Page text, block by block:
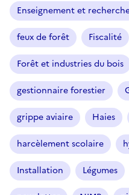
Enseignement et
feux de forêt Fiscalité
Forêt et industries du bois
gestionnaire forestier
grippe aviaire Haies
harcèlement scolaire
Installation Légumes